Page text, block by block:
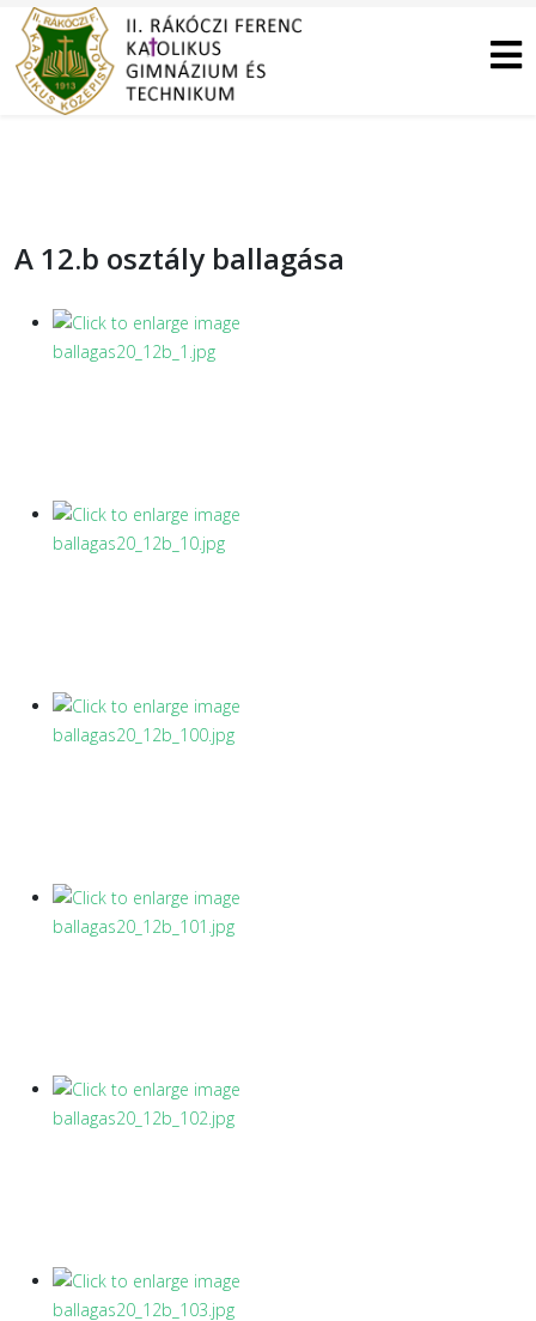
A 12.b osztály ballagása